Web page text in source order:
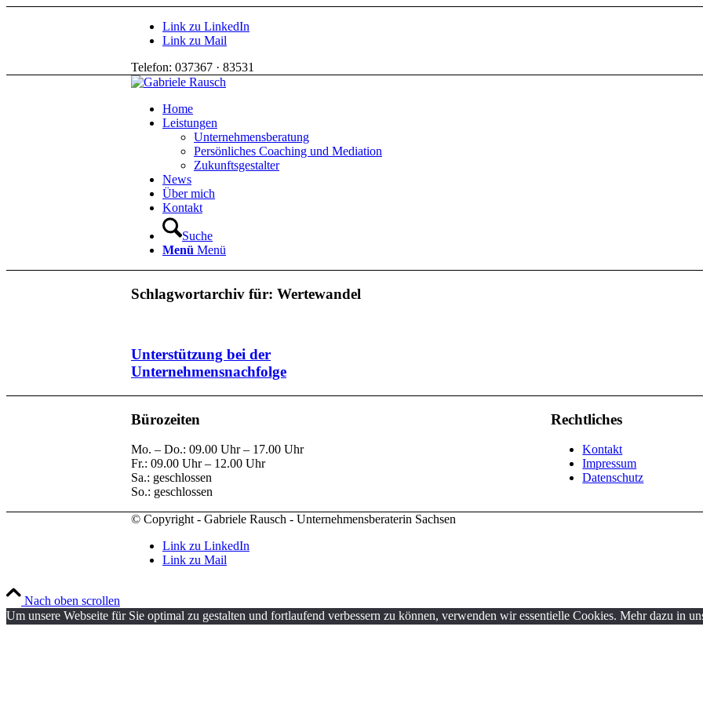
Link zu LinkedIn
Link zu Mail
Telefon: 037367 · 83531
Home
Leistungen
Unternehmensberatung
Persönliches Coaching und Mediation
Zukunftsgestalter
News
Über mich
Kontakt
Suche
Menü Menü
Schlagwortarchiv für: Wertewandel
Unterstützung bei der
Unternehmensnachfolge
Bürozeiten
Mo. – Do.: 09.00 Uhr – 17.00 Uhr
Fr.: 09.00 Uhr – 12.00 Uhr
Sa.: geschlossen
So.: geschlossen
Rechtliches
Kontakt
Impressum
Datenschutz
© Copyright - Gabriele Rausch - Unternehmensberaterin Sachsen
Link zu LinkedIn
Link zu Mail
Nach oben scrollen
Um unsere Webseite für Sie optimal zu gestalten und fortlaufend verbessern zu können, verwenden wir essentielle Cookies. Mehr dazu in